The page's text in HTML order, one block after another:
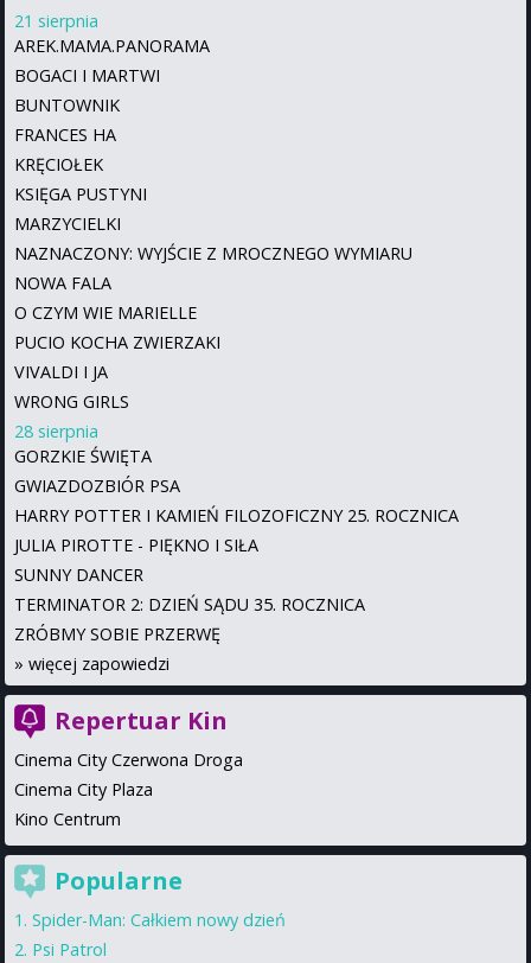
21 sierpnia
AREK.MAMA.PANORAMA
BOGACI I MARTWI
BUNTOWNIK
FRANCES HA
KRĘCIOŁEK
KSIĘGA PUSTYNI
MARZYCIELKI
NAZNACZONY: WYJŚCIE Z MROCZNEGO WYMIARU
NOWA FALA
O CZYM WIE MARIELLE
PUCIO KOCHA ZWIERZAKI
VIVALDI I JA
WRONG GIRLS
28 sierpnia
GORZKIE ŚWIĘTA
GWIAZDOZBIÓR PSA
HARRY POTTER I KAMIEŃ FILOZOFICZNY 25. ROCZNICA
JULIA PIROTTE - PIĘKNO I SIŁA
SUNNY DANCER
TERMINATOR 2: DZIEŃ SĄDU 35. ROCZNICA
ZRÓBMY SOBIE PRZERWĘ
» więcej zapowiedzi
Repertuar Kin
Cinema City Czerwona Droga
Cinema City Plaza
Kino Centrum
Popularne
Spider-Man: Całkiem nowy dzień
Psi Patrol